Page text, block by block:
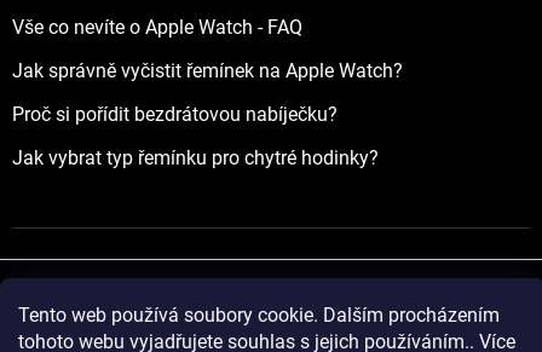
Tento web používá soubory cookie. Dalším procházením
tohoto webu vyjadřujete souhlas s jejich používáním.. Více
Vše co nevíte o Apple Watch - FAQ
Jak správně vyčistit řemínek na Apple Watch?
Proč si pořídit bezdrátovou nabíječku?
Jak vybrat typ řemínku pro chytré hodinky?
Vytvořil Shoptet